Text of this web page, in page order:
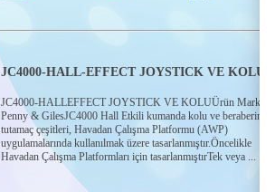
JC4000-HALL-EFFECT JOYSTICK VE KOLU
JC4000-HALLEFFECT JOYSTICK VE KOLUÜrün Markası:
Penny & GilesJC4000 Hall Etkili kumanda kolu ve beraberindeki
tutamaç çeşitleri, Havadan Çalışma Platformu (AWP)
uygulamalarında kullanılmak üzere tasarlanmıştır.Öncelikle
Havadan Çalışma Platformları için tasarlanmıştırTek veya ...